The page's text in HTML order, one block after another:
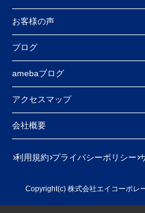
お客様の声
ブログ
amebaブログ
アクセスマップ
会社概要
利用規約 プライバシーポリシー
Copyright(c) 株式会社エイコーポ